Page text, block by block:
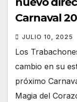
Carnaval
JULIO 10, 2025
Los
cambio en su
próximo
Magia del